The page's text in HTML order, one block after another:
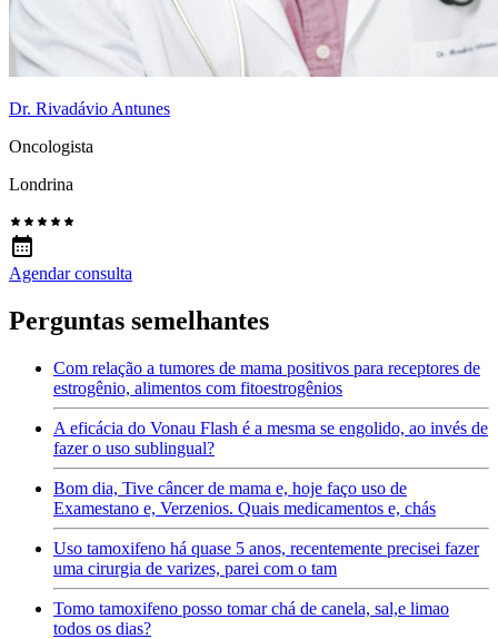
Dr. Rivadávio Antunes
Oncologista
Londrina
Agendar consulta
Perguntas semelhantes
Com relação a tumores de mama positivos para receptores de
estrogênio, alimentos com fitoestrogênios
A eficácia do Vonau Flash é a mesma se engolido, ao invés de
fazer o uso sublingual?
Bom dia, Tive câncer de mama e, hoje faço uso de
Examestano e, Verzenios. Quais medicamentos e, chás
Uso tamoxifeno há quase 5 anos, recentemente precisei fazer
uma cirurgia de varizes, parei com o tam
Tomo tamoxifeno posso tomar chá de canela, sal,e limao
todos os dias?